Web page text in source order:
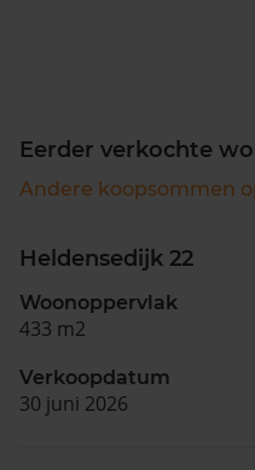
Eerder verkochte
Andere koopsommen
Heldensedijk 22
Woonoppervlak
433 m2
Verkoopdatum
30 juni 2026